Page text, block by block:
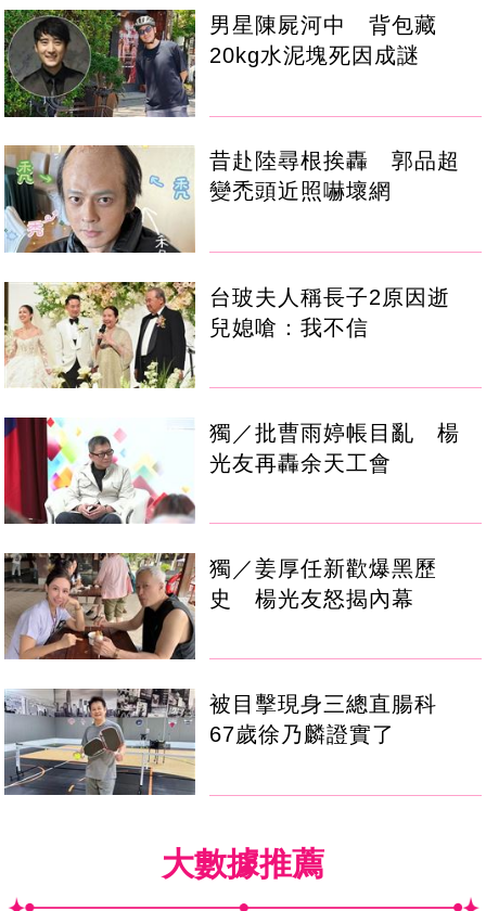
男星陳屍河中 背包藏
20kg水泥塊死因成謎
昔赴陸尋根挨轟 郭品超
變禿頭近照嚇壞網
台玻夫人稱長子2原因逝
兒媳嗆：我不信
獨／批曹雨婷帳目亂 楊
光友再轟余天工會
獨／姜厚任新歡爆黑歷
史 楊光友怒揭內幕
被目擊現身三總直腸科
67歲徐乃麟證實了
大數據推薦